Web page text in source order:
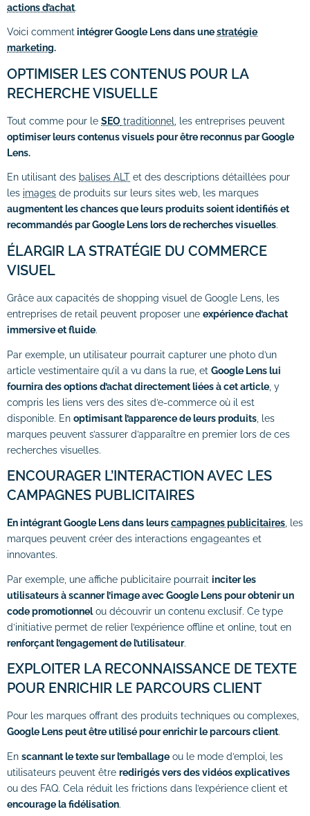
actions d’achat.
Voici comment intégrer Google Lens dans unestratégie
marketing.
OPTIMISER LES CONTENUS POUR LA
RECHERCHE VISUELLE
Tout comme pour le SEO traditionnel
, les entreprises peuvent
optimiser leurs contenus visuels pour être reconnus par Google
Lens.
En utilisant des balises ALT et des descriptions détaillées pour
les images de produits sur leurs sites web, les marques
augmentent les chances que leurs produits soient identifiés et
recommandés par Google Lens lors de recherches visuelles.
ÉLARGIR LA STRATÉGIE DU COMMERCE
VISUEL
Grâce aux capacités de shopping visuel de Google Lens, les
entreprises de retail peuvent proposer une expérience d’achat
immersive et fluide.
Par exemple, un utilisateur pourrait capturer une photo d’un
article vestimentaire qu’il a vu dans la rue, et Google Lens lui
fournira des options d’achat directement liées à cet article , y
compris les liens vers des sites d’e-commerce où il est
disponible. En optimisant l’apparence de leurs produits , les
marques peuvent s’assurer d’apparaître en premier lors de ces
recherches visuelles.
ENCOURAGER L’INTERACTION AVEC LES
CAMPAGNES PUBLICITAIRES
En intégrant Google Lens dans leurscampagnes publicitaires , les
marques peuvent créer des interactions engageantes et
innovantes.
Par exemple, une affiche publicitaire pourrait inciter les
utilisateurs à scanner l’image avec Google Lens pour obtenir un
code promotionnelou découvrir un contenu exclusif. Ce type
d’initiative permet de relier l’expérience offline et online, tout en
renforçant l’engagement de l’utilisateur.
EXPLOITER LA RECONNAISSANCE DE TEXTE
POUR ENRICHIR LE PARCOURS CLIENT
Pour les marques offrant des produits techniques ou complexes,
Google Lens peut être utilisé pour enrichir le parcours client.
En scannant le texte sur l’emballage ou le mode d’emploi, les
utilisateurs peuvent être redirigés vers des vidéos explicatives
ou des FAQ. Cela réduit les frictions dans l’expérience client et
encourage la fidélisation.